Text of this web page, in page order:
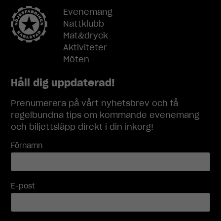
Evenemang
Nattklubb
Mat&dryck
Aktiviteter
Möten
Håll dig uppdaterad!
Prenumerera på vårt nyhetsbrev och få
regelbundna tips om kommande evenemang
och biljettsläpp direkt i din inkorg!
Förnamn
E-post
används.
Upplevelse
hemsida ska
bra som
ditt besök.
dessa